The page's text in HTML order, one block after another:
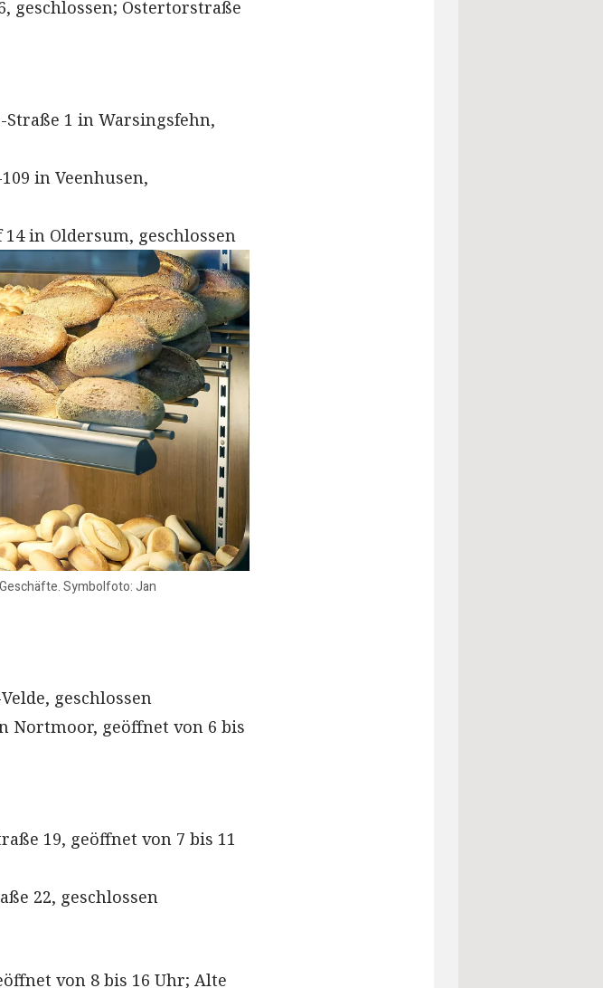
geschlossen; Ostertorstraße
Straße 1 in Warsingsfehn,
in Veenhusen,
in Oldersum, geschlossen
Symbolfoto: Jan
geschlossen
Nortmoor, geöffnet von 6 bis
19, geöffnet von 7 bis 11
22, geschlossen
von 8 bis 16 Uhr; Alte